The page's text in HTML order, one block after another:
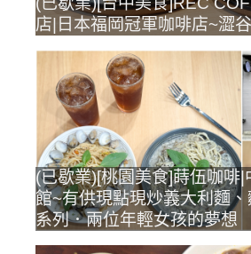
店|日本福岡冠軍咖啡店~澀
(已歇業)[桃園美食]蒔伍咖啡
館~有供現點現炒義大利麵
系列．兩位年輕女孩的夢想